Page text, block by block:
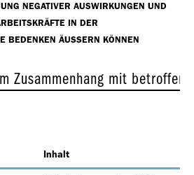
NEGATIVER AUSWIRKUNGEN UND
IN DER
BEDENKEN ÄUSSERN KÖNNEN
Zusammenhang mit
Inhalt